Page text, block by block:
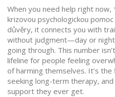
When you need help right now,
krizovou psychologickou pomoc
důvěry, it connects you with
without judgment—day or
going through. This number
lifeline for people feeling
of harming themselves. It’s
seeking long-term therapy,
support they ever get.